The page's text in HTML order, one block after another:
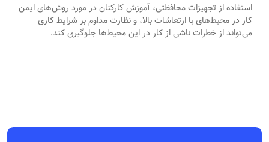
استفاده از تجهیزات محافظتی، آموزش کارکنان در مورد روش‌های ایمن
کار در محیط‌های با ارتعاشات بالا، و نظارت مداوم بر شرایط کاری
می‌تواند از خطرات ناشی از کار در این محیط‌ها جلوگیری کند.